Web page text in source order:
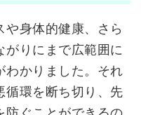
身体的健康、さら
がりにまで広範囲に
わかりました。それ
循環を断ち切り、先